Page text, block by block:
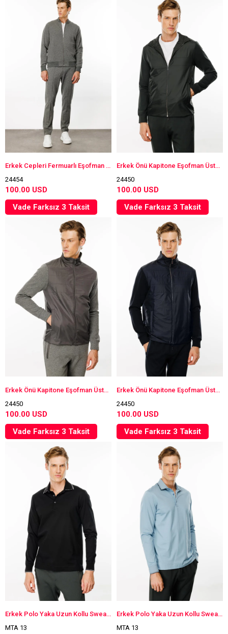
Erkek Cepleri Fermuarlı Eşofman Üstü Antra/Melanj
24454
100.00 USD
Vade Farksız 3 Taksit
Erkek Önü Kapitone Eşofman Üstü Haki
24450
100.00 USD
Vade Farksız 3 Taksit
Erkek Önü Kapitone Eşofman Üstü Antra/Melanj
24450
100.00 USD
Vade Farksız 3 Taksit
Erkek Önü Kapitone Eşofman Üstü Lacivert
24450
100.00 USD
Vade Farksız 3 Taksit
Erkek Polo Yaka Uzun Kollu Sweatshirt Siyah
MTA 13
Erkek Polo Yaka Uzun Kollu Sweatshirt Mavi
MTA 13